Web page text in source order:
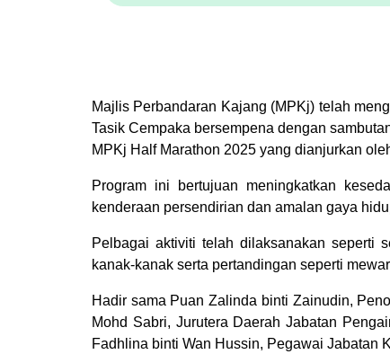
Majlis Perbandaran Kajang (MPKj) telah
Tasik Cempaka bersempena dengan
MPKj Half Marathon 2025 yang dianjurkan
Program ini bertujuan meningkatkan
kenderaan persendirian dan amalan gaya
Pelbagai aktiviti telah dilaksanakan seperti
kanak-kanak serta pertandingan seperti
Hadir sama Puan Zalinda binti Zainudin,
Mohd Sabri, Jurutera Daerah Jabatan
Fadhlina binti Wan Hussin, Pegawai Jabatan